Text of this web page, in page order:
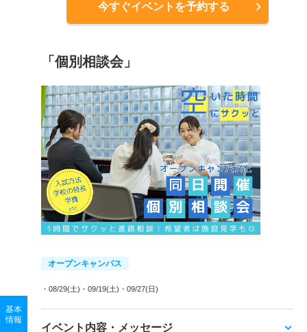
基本
情報
今すぐイベントを予約する
「個別相談会」
オープンキャンパス
・08/29(土) ・09/19(土) ・09/27(日)
イベント内容・メッセージ